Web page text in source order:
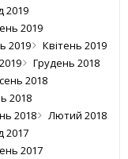
2019
2019
2019
Квітень 2019
Грудень 2018
2018
2018
2018
Лютий 2018
2017
2017